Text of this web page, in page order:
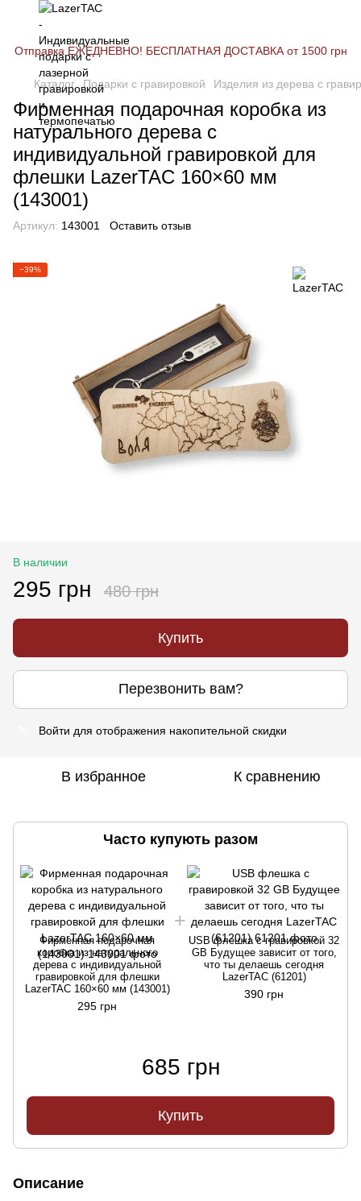
Отправка ЕЖЕДНЕВНО! БЕСПЛАТНАЯ ДОСТАВКА от 1500 грн
Каталог Подарки с гравировкой Изделия из дерева с
Фирменная подарочная коробка из
натурального дерева с
индивидуальной гравировкой для
флешки LazerTAC 160×60 мм
(143001)
Артикул: 143001 Оставить отзыв
−39%
В наличии
295 грн 480 грн
Купить
Перезвонить вам?
Войти для отображения накопительной скидки
В избранное К сравнению
Часто купують разом
Фирменная подарочная
коробка из натурального
дерева с индивидуальной
гравировкой для флешки
LazerTAC 160×60 мм (143001)
295 грн
USB флешка с гравировкой 32
GB Будущее зависит от того,
что ты делаешь сегодня
LazerTAC (61201)
390 грн
685 грн
Купить
Описание